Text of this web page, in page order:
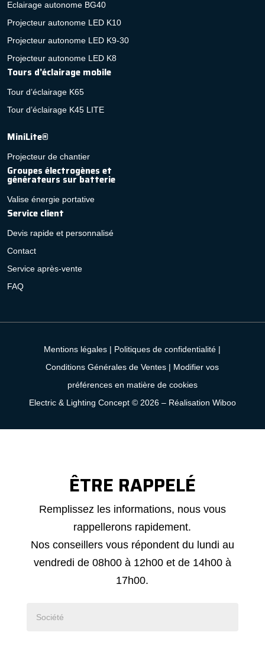
Eclairage autonome BG40
Projecteur autonome LED K10
Projecteur autonome LED K9-30
Projecteur autonome LED K8
Tours d’éclairage mobile
Tour d’éclairage K65
Tour d’éclairage K45 LITE
MiniLite®
Projecteur de chantier
Groupes électrogènes et
générateurs sur batterie
Valise énergie portative
Service client
Devis rapide et personnalisé
Contact
Service après-vente
FAQ
Mentions légales | Politiques de confidentialité |
Conditions Générales de Ventes | Modifier vos
préférences en matière de cookies
Electric & Lighting Concept © 2026 – Réalisation Wiboo
ÊTRE RAPPELÉ
Demande
rappel
Remplissez les informations, nous vous
rappellerons rapidement.
Nos conseillers vous répondent du lundi au
vendredi de 08h00 à 12h00 et de 14h00 à
17h00.